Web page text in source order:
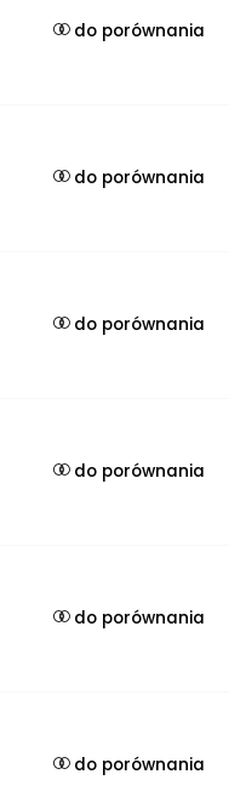
do porównania
do porównania
do porównania
do porównania
do porównania
do porównania